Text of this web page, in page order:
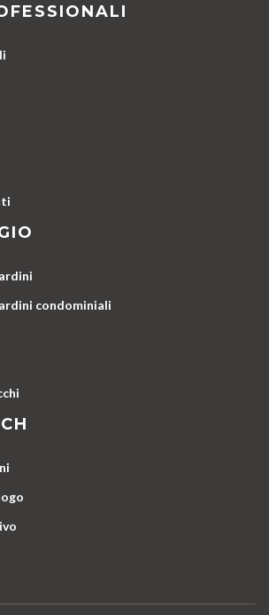
condominiali